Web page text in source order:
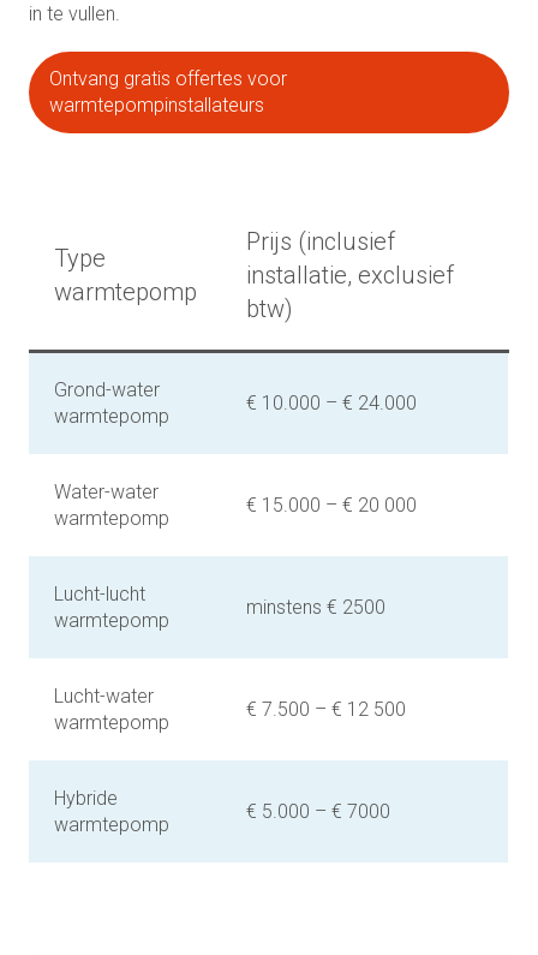
in te vullen.
Ontvang gratis offertes voor
warmtepompinstallateurs
Type
warmtepomp
Prijs (inclusief
installatie, exclusief
btw)
Grond-water
warmtepomp
€ 10.000 – € 24.000
Water-water
warmtepomp
€ 15.000 – € 20 000
Lucht-lucht
warmtepomp
minstens € 2500
Lucht-water
warmtepomp
€ 7.500 – € 12 500
Hybride
warmtepomp
€ 5.000 – € 7000